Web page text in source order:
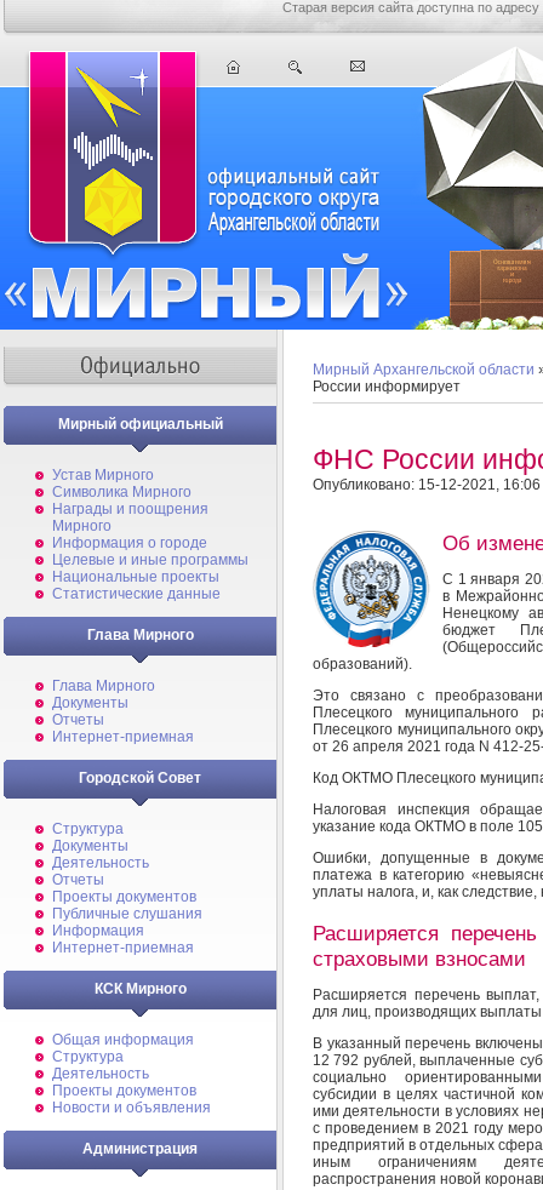
Старая версия сайта доступна по адресу
Мирный официальный
Устав Мирного
Символика Мирного
Награды и поощрения
Мирного
Информация о городе
Целевые и иные программы
Национальные проекты
Статистические данные
Глава Мирного
Глава Мирного
Документы
Отчеты
Интернет-приемная
Городской Совет
Структура
Документы
Деятельность
Отчеты
Проекты документов
Публичные слушания
Информация
Интернет-приемная
КСК Мирного
Общая информация
Структура
Деятельность
Проекты документов
Новости и объявления
Администрация
Мирный Архангельской области
России информирует
ФНС России
Опубликовано: 15-12-2021, 16:06
Об
С 1 января
в
Ненецкому
бюджет
образований).
Это связано с
Плесецкого
Плесецкого муниципального
от 26 апреля 2021 года N 412-
Код ОКТМО Плесецкого
Налоговая инспекция
указание кода ОКТМО в поле
Ошибки, допущенные в
платежа в категорию
уплаты налога, и, как
Расширяется
страховыми взносами
Расширяется перечень
для лиц, производящих
В указанный перечень
12 792 рублей, выплаченные
социально
субсидии в целях частичной
ими деятельности в условиях
с проведением в 2021 году
предприятий в отдельных
иным ограничениям
распространения новой